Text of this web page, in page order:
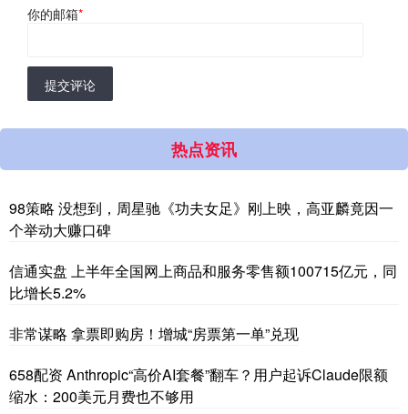
你的邮箱*
提交评论
热点资讯
98策略 没想到，周星驰《功夫女足》刚上映，高亚麟竟因一
个举动大赚口碑
信通实盘 上半年全国网上商品和服务零售额100715亿元，同
比增长5.2%
非常谋略 拿票即购房！增城“房票第一单”兑现
658配资 Anthropic“高价AI套餐”翻车？用户起诉Claude限额
缩水：200美元月费也不够用